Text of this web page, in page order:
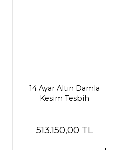
14 Ayar Altın Damla
Kesim Tesbih
513.150,00 TL